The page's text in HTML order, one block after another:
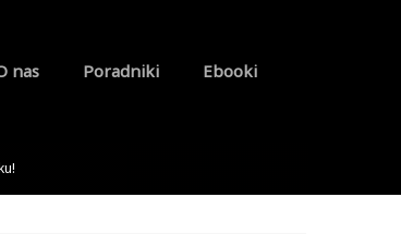
nas Poradniki Ebooki